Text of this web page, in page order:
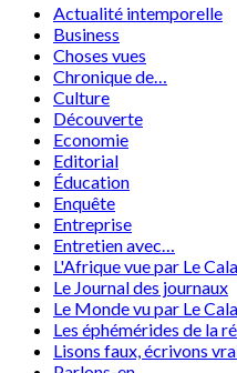
Actualité intemporelle
Business
Choses vues
Chronique de…
Culture
Découverte
Economie
Editorial
Éducation
Enquête
Entreprise
Entretien avec…
L'Afrique vue par Le
Le Journal des journaux
Le Monde vu par Le
Les éphémérides de la
Lisons faux, écrivons